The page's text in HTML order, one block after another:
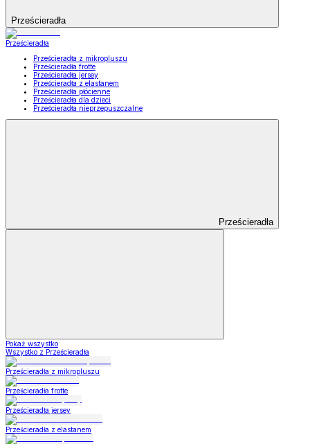
Prześcieradła
Prześcieradła
Prześcieradła z mikropluszu
Prześcieradła frotte
Prześcieradła jersey
Prześcieradła z elastanem
Prześcieradła płócienne
Prześcieradła dla dzieci
Prześcieradła nieprzepuszczalne
Prześcieradła
Pokaż wszystko
Wszystko z Prześcieradła
Prześcieradła z mikropluszu
Prześcieradła frotte
Prześcieradła jersey
Prześcieradła z elastanem